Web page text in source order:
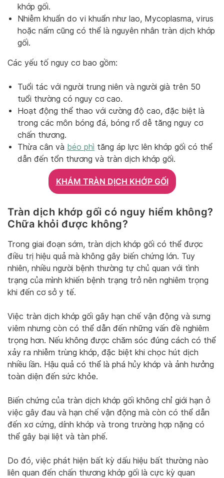
khớp gối.
Nhiễm khuẩn do vi khuẩn như lao, Mycoplasma, virus
hoặc nấm cũng có thể là nguyên nhân tràn dịch khớp
gối.
Các yếu tố nguy cơ bao gồm:
Tuổi tác với người trung niên và người già trên 50
tuổi thường có nguy cơ cao.
Hoạt động thể thao với cường độ cao, đặc biệt là
trong các môn bóng đá, bóng rổ dễ tăng nguy cơ
chấn thương.
Thừa cân và béo phì tăng áp lực lên khớp gối có thể
dẫn đến tổn thương và tràn dịch khớp gối.
KHÁM TRÀN DỊCH KHỚP GỐI
Tràn dịch khớp gối có nguy hiểm không?
Chữa khỏi được không?
Trong giai đoạn sớm, tràn dịch khớp gối có thể được
điều trị hiệu quả mà không gây biến chứng lớn. Tuy
nhiên, nhiều người bệnh thường tự chủ quan với tình
trạng của mình khiến bệnh trạng trở nên nghiêm trọng
khi đến cơ sở y tế.
Việc tràn dịch khớp gối gây hạn chế vận động và sưng
viêm nhưng còn có thể dẫn đến những vấn đề nghiêm
trọng hơn. Nếu không được chăm sóc đúng cách có thể
xảy ra nhiễm trùng khớp, đặc biệt khi chọc hút dịch
nhiều lần. Hậu quả có thể là phá hủy khớp và ảnh hưởng
toàn diện đến sức khỏe.
Biến chứng của tràn dịch khớp gối không chỉ giới hạn ở
việc gây đau và hạn chế vận động mà còn có thể dẫn
đến xơ cứng, dính khớp và trong trường hợp nặng có
thể gây bại liệt và tàn phế.
Do đó, việc phát hiện bất kỳ dấu hiệu bất thường nào
liên quan đến chấn thương khớp gối là cực kỳ quan